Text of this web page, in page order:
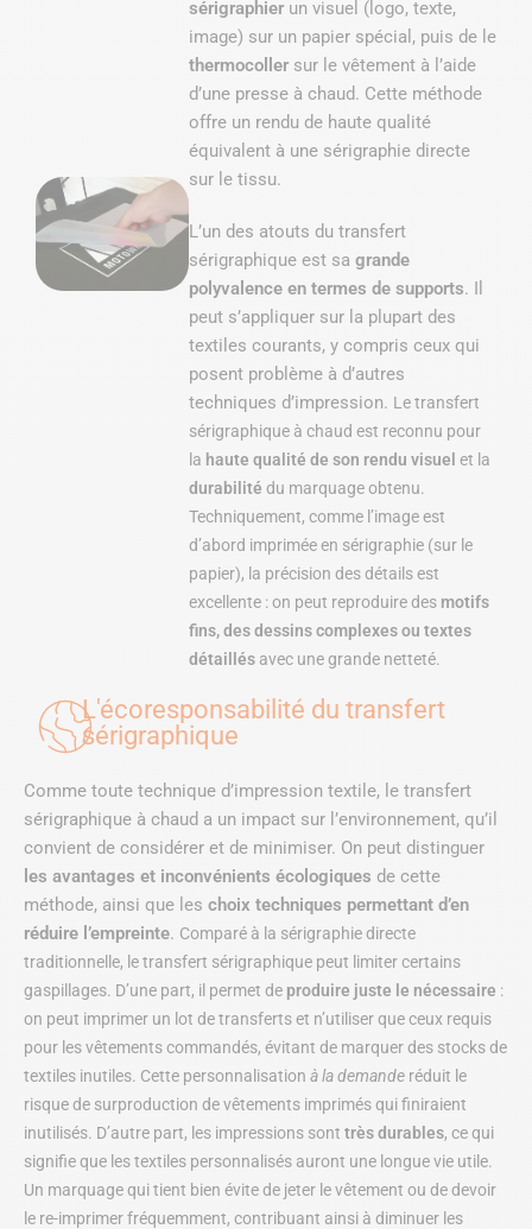
sérigraphierun visuel (logo, texte,
image) sur un papier spécial, puis de le
thermocollersur le vêtement à l’aide
d’une presse à chaud. Cette méthode
offre un rendu de haute qualité
équivalent à une sérigraphie directe
sur le tissu.
L’un des atouts du transfert
sérigraphique est sa grande
polyvalence en termes de supports. Il
peut s’appliquer sur la plupart des
textiles courants, y compris ceux qui
posent problème à d’autres
techniques d’impression. Le transfert
sérigraphique à chaud est reconnu pour
la haute qualité de son rendu visuel et la
durabilité du marquage obtenu.
Techniquement, comme l’image est
d’abord imprimée en sérigraphie (sur le
papier), la précision des détails est
excellente : on peut reproduire des motifs
fins, des dessins complexes ou textes
détaillésavec une grande netteté.
L'écoresponsabilité du transfert
sérigraphique
Comme toute technique d’impression textile, le transfert
sérigraphique à chaud a un impact sur l’environnement, qu’il
convient de considérer et de minimiser. On peut distinguer
les avantages et inconvénients écologiques de cette
méthode, ainsi que les choix techniques permettant d’en
réduire l’empreinte. Comparé à la sérigraphie directe
traditionnelle, le transfert sérigraphique peut limiter certains
gaspillages. D’une part, il permet de produire juste le nécessaire :
on peut imprimer un lot de transferts et n’utiliser que ceux requis
pour les vêtements commandés, évitant de marquer des stocks de
textiles inutiles. Cette personnalisation à la demande réduit le
risque de surproduction de vêtements imprimés qui finiraient
inutilisés. D’autre part, les impressions sont très durables, ce qui
signifie que les textiles personnalisés auront une longue vie utile.
Un marquage qui tient bien évite de jeter le vêtement ou de devoir
le re-imprimer fréquemment, contribuant ainsi à diminuer les